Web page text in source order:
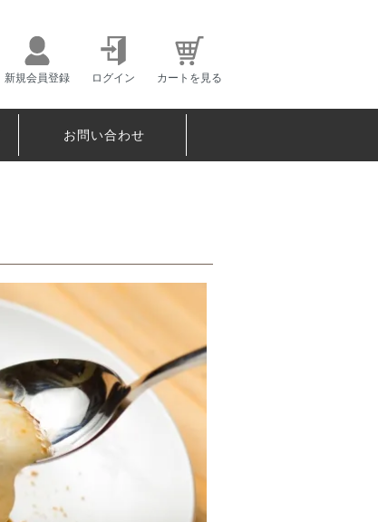
新規会員登録 ログイン カートを見る
お問い合わせ